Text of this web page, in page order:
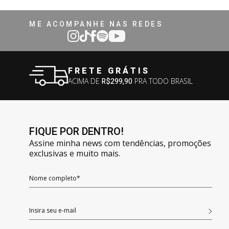
ME ACOMPANHE NAS REDES
FRETE GRÁTIS
ACIMA DE R$299,90 PRA TODO BRASIL
FIQUE POR DENTRO!
Assine minha news com tendências, promoções
exclusivas e muito mais.